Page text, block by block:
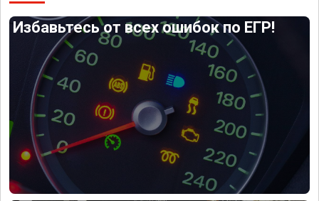
Избавьтесь от всех ошибок по ЕГР!